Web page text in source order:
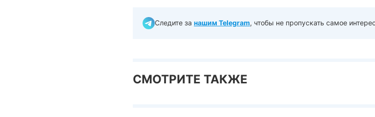
Следите за нашим Telegram, чтобы не пропускать самое
СМОТРИТЕ ТАКЖЕ